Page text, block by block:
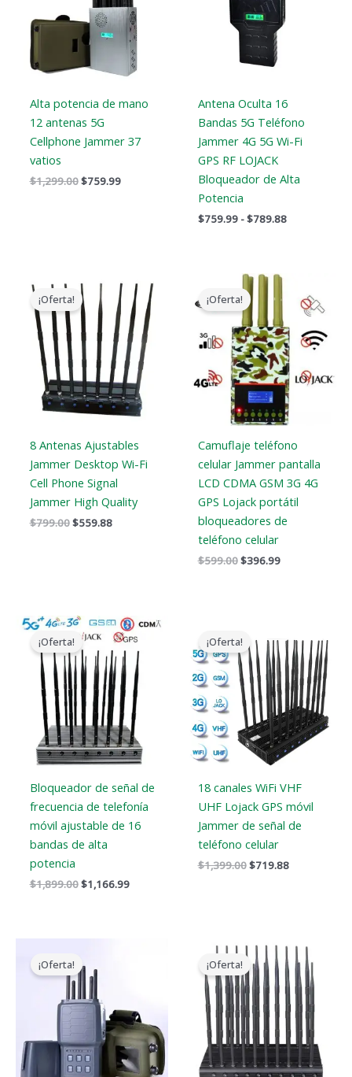
Alta potencia de mano
12 antenas 5G
Cellphone Jammer 37
vatios
$1,299.00$759.99
Antena Oculta 16
Bandas 5G Teléfono
Jammer 4G 5G Wi-Fi
GPS RF LOJACK
Bloqueador de Alta
Potencia
$759.99 -$789.88
¡Oferta!
8 Antenas Ajustables
Jammer Desktop Wi-Fi
Cell Phone Signal
Jammer High Quality
$799.00
precio
original
era:
$799.00.
$559.88
precio
actual
es:
$559.88.
¡Oferta!
Camuflaje teléfono
celular Jammer pantalla
LCD CDMA GSM 3G 4G
GPS Lojack portátil
bloqueadores de
teléfono celular
$599.00
El
precio
original
era:
$599.00.
$396.99
El
precio
actual
es:
$396.99.
¡Oferta!
Bloqueador de señal de
frecuencia de telefonía
móvil ajustable de 16
bandas de alta
potencia
$1,899.00
El
precio
original
era:
$1,899.00.
$1,166.99
El
precio
actual
es:
$1,166.99.
¡Oferta!
18 canales WiFi VHF
UHF Lojack GPS móvil
Jammer de señal de
teléfono celular
$1,399.00
original
era:
$1,399.00.
$719.88
actual
es:
$719.88.
¡Oferta!original
era:
$699.00.
¡Oferta!
El
precio
original
era:
$1,399.00.
El
precio
actual
es:
$749.99.